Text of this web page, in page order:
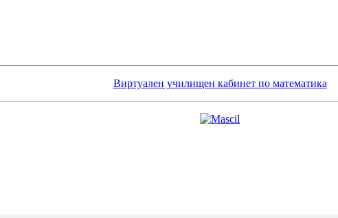
Виртуален училищен кабинет по математика